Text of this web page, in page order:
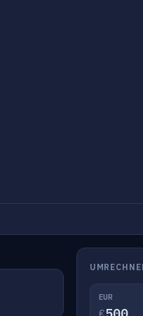
EUR
€